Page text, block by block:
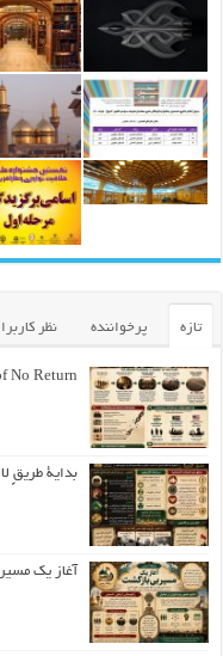
تازه پرخواننده نظر
No Return
بداية طريقٍ
آغاز یک